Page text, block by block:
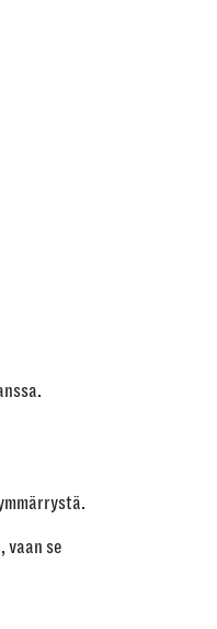
vaan se